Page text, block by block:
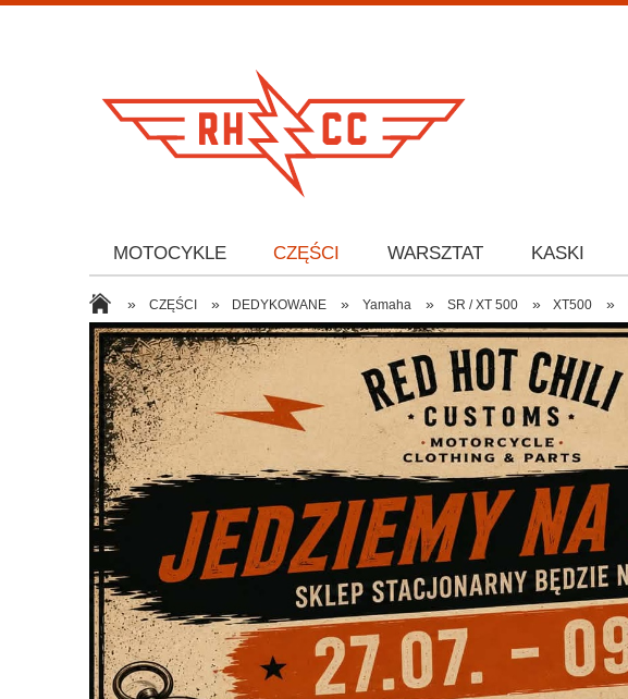
MOTOCYKLE CZĘŚCI WARSZTAT KASKI
» CZĘŚCI » DEDYKOWANE » Yamaha » SR / XT 500 » XT500 »